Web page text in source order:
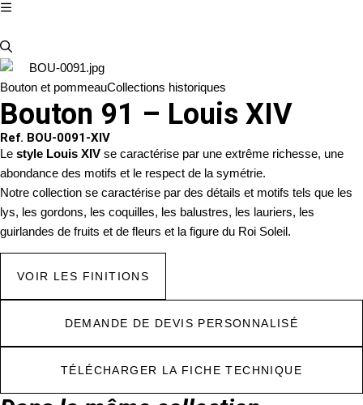
Bouton et pommeauCollections historiques
Bouton 91 – Louis XIV
Ref. BOU-0091-XIV
Le style Louis XIV se caractérise par une extrême richesse, une
abondance des motifs et le respect de la symétrie.
Notre collection se caractérise par des détails et motifs tels que les
lys, les gordons, les coquilles, les balustres, les lauriers, les
guirlandes de fruits et de fleurs et la figure du Roi Soleil.
VOIR LES FINITIONS
DEMANDE DE DEVIS PERSONNALISÉ
TÉLÉCHARGER LA FICHE TECHNIQUE